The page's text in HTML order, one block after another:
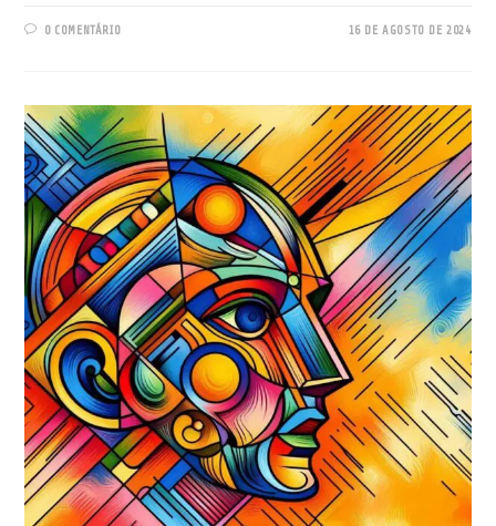
0 COMENTÁRIO 16 DE AGOSTO DE 2024